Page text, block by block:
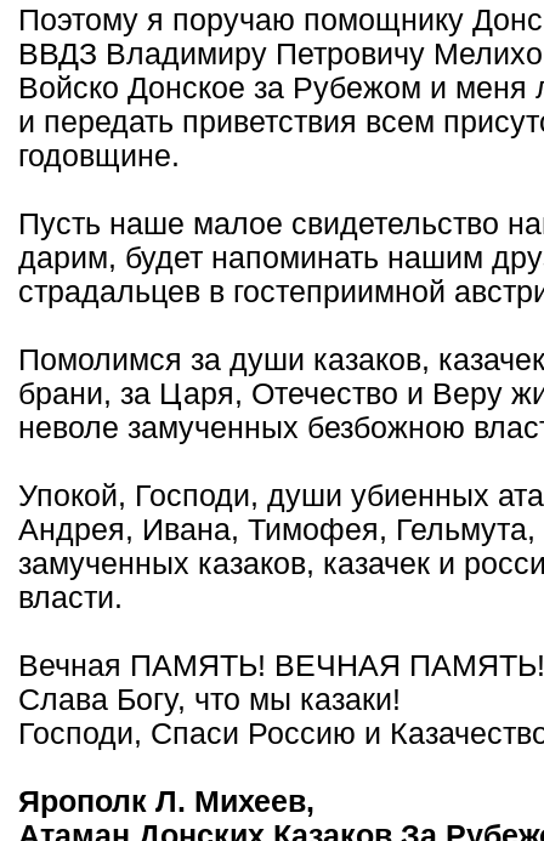
Поэтому я поручаю помощнику
ВВДЗ Владимиру Петровичу
Войско Донское за Рубежом и меня
и передать приветствия всем
годовщине.
Пусть наше малое свидетельство
дарим, будет напоминать нашим
страдальцев в гостеприимной
Помолимся за души казаков,
брани, за Царя, Отечество и Веру
неволе замученных безбожною
Упокой, Господи, души убиенных
Андрея, Ивана, Тимофея,
замученных казаков, казачек и
власти.
Вечная ПАМЯТЬ! ВЕЧНАЯ
Слава Богу, что мы казаки!
Господи, Спаси Россию и
Ярополк Л. Михеев,